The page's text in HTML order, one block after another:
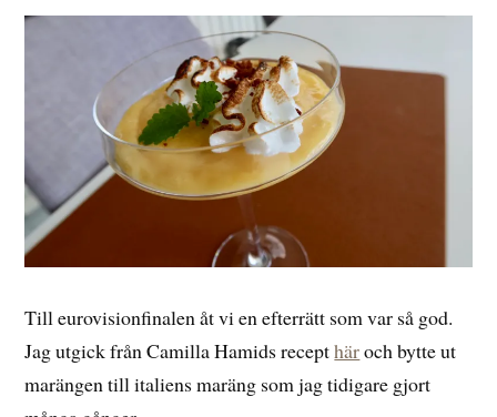
Till eurovisionfinalen åt vi en efterrätt som var så god.
Jag utgick från Camilla Hamids recepthäroch bytte ut
marängen till italiens maräng som jag tidigare gjort